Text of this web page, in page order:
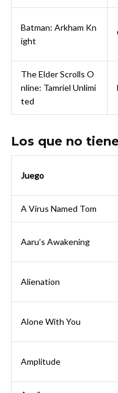
Batman: Arkham Kn
ight
The Elder Scrolls O
nline: Tamriel Unlimi
ted
Los que no
Juego
A Virus Named Tom
Aaru’s Awakening
Alienation
Alone With You
Amplitude